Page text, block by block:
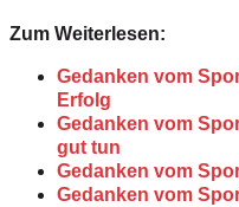
Zum Weiterlesen:
Gedanken vom
Erfolg
Gedanken vom
gut tun
Gedanken vom
Gedanken vom